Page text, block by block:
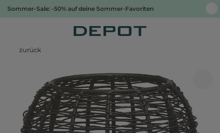
Sommer-Sale: -50% auf deine Sommer-Favoriten
zurück